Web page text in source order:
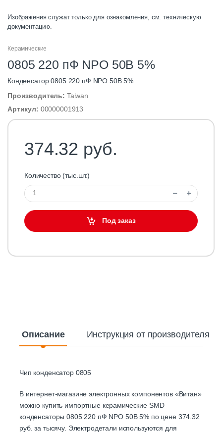
Изображения служат только для ознакомления, см. техническую
документацию.
Керамические
0805 220 пФ NPO 50B 5%
Конденсатор 0805 220 пФ NPO 50B 5%
Производитель: Taiwan
Артикул: 00000001913
374.32 руб.
Количество (тыс.шт.)
Под заказ
Описание Инструкция от производителя
Чип конденсатор 0805
В интернет-магазине электронных компонентов «Витан»
можно купить импортные керамические SMD
конденсаторы 0805 220 пФ NPO 50B 5% по цене 374.32
руб. за тысячу. Электродетали используются для